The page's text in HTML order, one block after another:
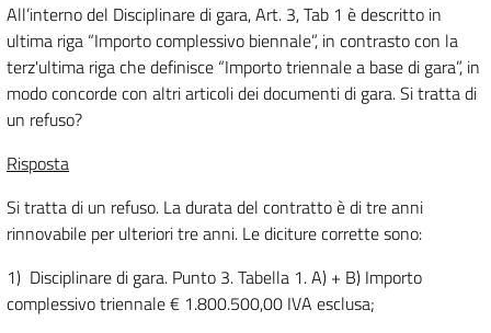
All’interno del Disciplinare di gara, Art. 3, Tab 1 è descritto in
ultima riga “Importo complessivo biennale”, in contrasto con la
terz'ultima riga che definisce “Importo triennale a base di gara”, in
modo concorde con altri articoli dei documenti di gara. Si tratta di
un refuso?
Risposta
Si tratta di un refuso. La durata del contratto è di tre anni
rinnovabile per ulteriori tre anni. Le diciture corrette sono:
1) Disciplinare di gara. Punto 3. Tabella 1. A) + B) Importo
complessivo triennale € 1.800.500,00 IVA esclusa;